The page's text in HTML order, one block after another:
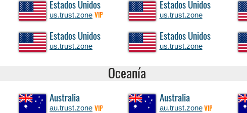
Estados Unidos
us.trust.zone VIP
Estados Unidos
us.trust.zone
Estados Unidos
us.trust.zone
Estados Unidos
us.trust.zone
Oceanía
Australia
au.trust.zone VIP
Australia
au.trust.zone VIP